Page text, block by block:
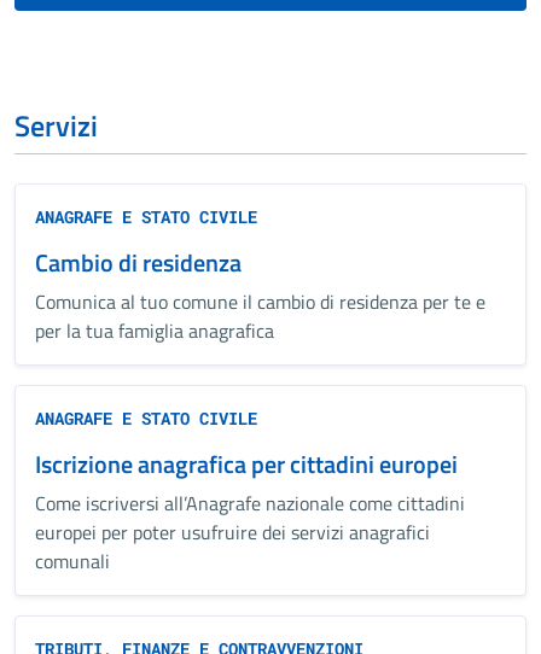
Servizi
ANAGRAFE E STATO CIVILE
Cambio di residenza
Comunica al tuo comune il cambio di residenza per te e
per la tua famiglia anagrafica
ANAGRAFE E STATO CIVILE
Iscrizione anagrafica per cittadini europei
Come iscriversi all’Anagrafe nazionale come cittadini
europei per poter usufruire dei servizi anagrafici
comunali
TRIBUTI, FINANZE E CONTRAVVENZIONI